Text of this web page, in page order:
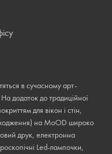
в сучасному арт-
додаток до традиційної
для вікон і стін,
на MoOD широко
друк, електронна
Led-лампочки,